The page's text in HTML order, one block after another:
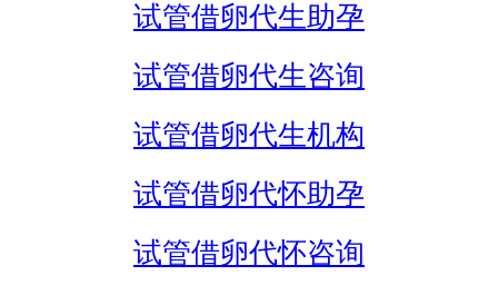
试管借卵代生助孕
试管借卵代生咨询
试管借卵代生机构
试管借卵代怀助孕
试管借卵代怀咨询